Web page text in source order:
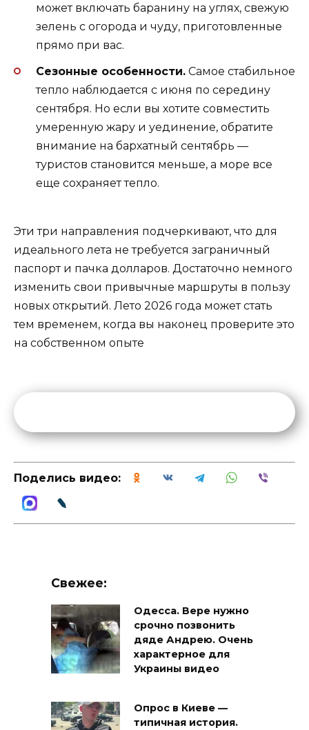
может включать баранину на углях, свежую
зелень с огорода и чуду, приготовленные
прямо при вас.
Сезонные особенности. Самое стабильное
тепло наблюдается с июня по середину
сентября. Но если вы хотите совместить
умеренную жару и уединение, обратите
внимание на бархатный сентябрь —
туристов становится меньше, а море все
еще сохраняет тепло.
Эти три направления подчеркивают, что для
идеального лета не требуется заграничный
паспорт и пачка долларов. Достаточно немного
изменить свои привычные маршруты в пользу
новых открытий. Лето 2026 года может стать
тем временем, когда вы наконец проверите это
на собственном опыте
Поделись видео:
Свежее:
Одесса. Вере нужно
срочно позвонить
дяде Андрею. Очень
характерное для
Украины видео
Опрос в Киеве —
типичная история.